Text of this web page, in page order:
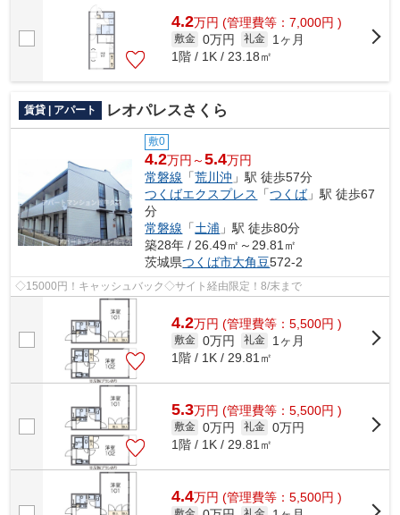
4.2万円 (管理費等：7,000円 )
敷金 0万円 礼金
1ヶ月
1階 / 1K / 23.18㎡
賃貸 | アパート レオパレスさくら
敷0
4.2万円～5.4万円
常磐線 「荒川沖 」駅 徒歩57分
つくばエクスプレス
「つくば」駅 徒歩67
分
常磐線 「土浦 」駅 徒歩80分
築28年 / 26.49㎡～29.81㎡
茨城県つくば市大角豆572-2
◇15000円！キャッシュバック◇サイト経由限定！8/末まで
4.2万円 (管理費等：5,500円 )
敷金 0万円 礼金
1ヶ月
1階 / 1K / 29.81㎡
5.3万円 (管理費等：5,500円 )
敷金 0万円 礼金 0万円
1階 / 1K / 29.81㎡
4.4万円 (管理費等：5,500円 )